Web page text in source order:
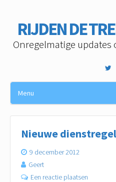
RIJDEN DE
Onregelmatige updates
Menu
Nieuwe
9 december 2012
Geert
Een reactie plaatsen